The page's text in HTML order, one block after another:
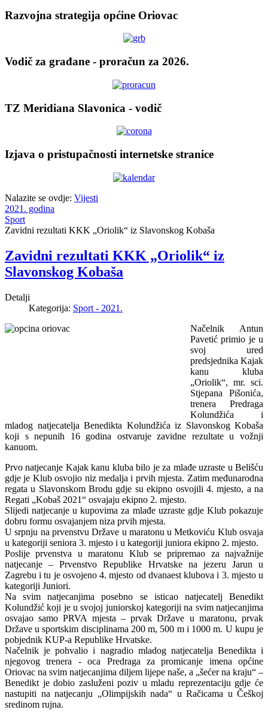
Razvojna strategija općine Oriovac
Vodič za građane - proračun za 2026.
TZ Meridiana Slavonica - vodič
Izjava o pristupačnosti internetske stranice
Nalazite se ovdje: Vijesti
2021. godina
Sport
Zavidni rezultati KKK „Oriolik“ iz Slavonskog Kobaša
Zavidni rezultati KKK „Oriolik“ iz
Slavonskog Kobaša
Detalji
Kategorija: Sport - 2021.
Načelnik Antun
Pavetić primio je u
svoj ured
predsjednika Kajak
kanu kluba
„Oriolik“, mr. sci.
Stjepana Pišonića,
trenera Predraga
Kolundžića i
mladog natjecatelja Benedikta Kolundžića iz Slavonskog Kobaša
koji s nepunih 16 godina ostvaruje zavidne rezultate u vožnji
kanuom.
Prvo natjecanje Kajak kanu kluba bilo je za mlađe uzraste u Belišću
gdje je Klub osvojio niz medalja i prvih mjesta. Zatim međunarodna
regata u Slavonskom Brodu gdje su ekipno osvojili 4. mjesto, a na
Regati „Kobaš 2021“ osvajaju ekipno 2. mjesto.
Slijedi natjecanje u kupovima za mlađe uzraste gdje Klub pokazuje
dobru formu osvajanjem niza prvih mjesta.
U srpnju na prvenstvu Države u maratonu u Metkoviću Klub osvaja
u kategoriji seniora 3. mjesto i u kategoriji juniora ekipno 2. mjesto.
Poslije prvenstva u maratonu Klub se pripremao za najvažnije
natjecanje – Prvenstvo Republike Hrvatske na jezeru Jarun u
Zagrebu i tu je osvojeno 4. mjesto od dvanaest klubova i 3. mjesto u
kategoriji Juniori.
Na svim natjecanjima posebno se isticao natjecatelj Benedikt
Kolundžić koji je u svojoj juniorskoj kategoriji na svim natjecanjima
osvajao samo PRVA mjesta – prvak Države u maratonu, prvak
Države u sportskim disciplinama 200 m, 500 m i 1000 m. U kupu je
pobjednik KUP-a Republike Hrvatske.
Načelnik je pohvalio i nagradio mladog natjecatelja Benedikta i
njegovog trenera - oca Predraga za promicanje imena općine
Oriovac na svim natjecanjima diljem lijepe naše, a „šećer na kraju“ –
Benedikt je dobio zasluženi poziv u mladu reprezentaciju gdje će
nastupiti na natjecanju „Olimpijskih nada“ u Račicama u Češkoj
sredinom rujna.